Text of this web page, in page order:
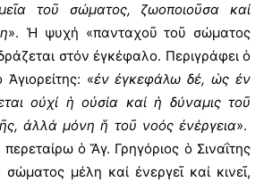
τοῦ σώματος, ζωοποιοῦσα καί
». Ἡ ψυχή «πανταχοῦ τοῦ σώματος
στόν ἐγκέφαλο. Περιγράφει ὁ
«ἐν ἐγκεφάλω δέ, ὡς ἐν
οὐχί ἡ οὐσία καί ἡ δύναμις τοῦ
ἀλλά μόνη ἥ τοῦ νοός ἐνέργεια».
ὁ Ἅγ. Γρηγόριος ὁ Σιναΐτης
μέλη καί ἐνεργεῖ καί κινεῖ,